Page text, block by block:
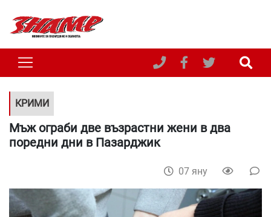
КРИМИ
Мъж ограби две възрастни жени в два
поредни дни в Пазарджик
07 яну